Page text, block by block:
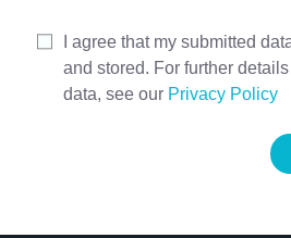
I agree that my submitted
and stored. For further
data, see our Privacy Policy